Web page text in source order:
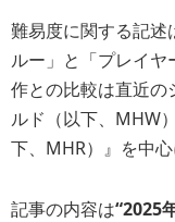
難易度に関する記述
ルー」と「プレイヤ
作との比較は直近の
ルド（以下、MHW
下、MHR）』を中心
記事の内容は“2025